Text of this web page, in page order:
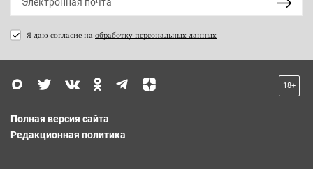
Я даю согласие на обработку персональных данных
18+
Полная версия сайта
Редакционная политика